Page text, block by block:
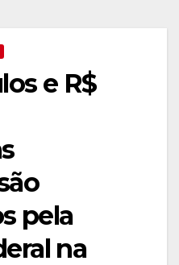
e R$
pela
na